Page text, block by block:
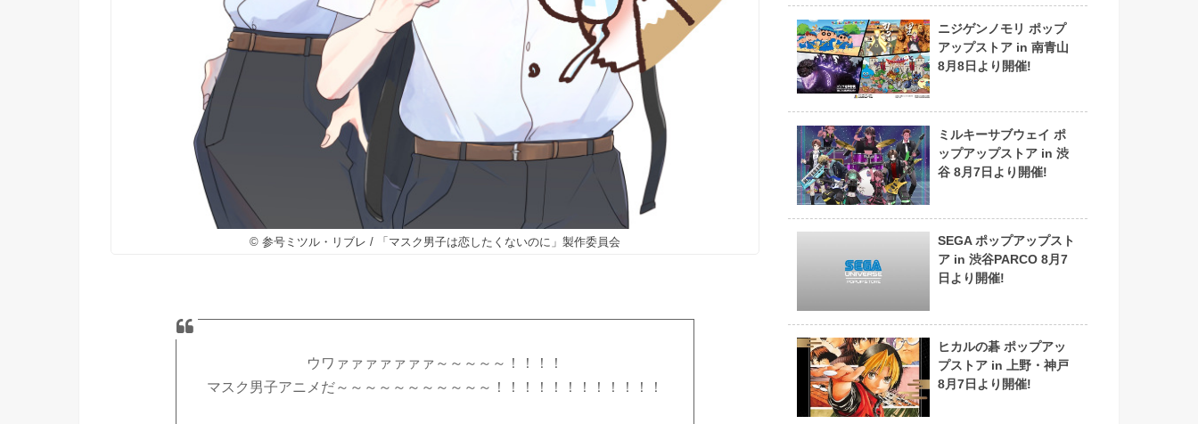
© 参号ミツル・リブレ / 「マスク男子は恋したくないのに」製作委員会
ウワァァァァァァァ～～～～～！！！！
マスク男子アニメだ～～～～～～～～～～～！！！！！！！！！！！！
ニジゲンノモリ ポップ
アップストア in 南青山
8月8日より開催!
ミルキーサブウェイ ポ
ップアップストア in 渋
谷 8月7日より開催!
SEGA ポップアップスト
ア in 渋谷PARCO 8月7
日より開催!
ヒカルの碁 ポップアッ
プストア in 上野・神戸
8月7日より開催!